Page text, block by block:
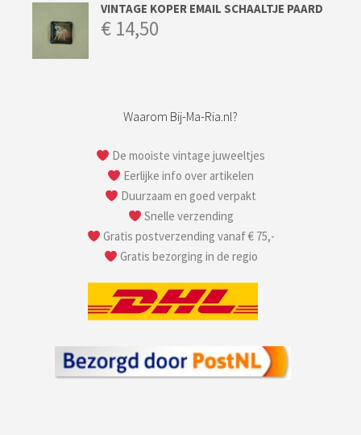
VINTAGE KOPER EMAIL SCHAALTJE PAARD
€ 14,50
Waarom Bij-Ma-Ria.nl?
De mooiste vintage juweeltjes
Eerlijke info over artikelen
Duurzaam en goed verpakt
Snelle verzending
Gratis postverzending vanaf € 75,-
Gratis bezorging in de regio